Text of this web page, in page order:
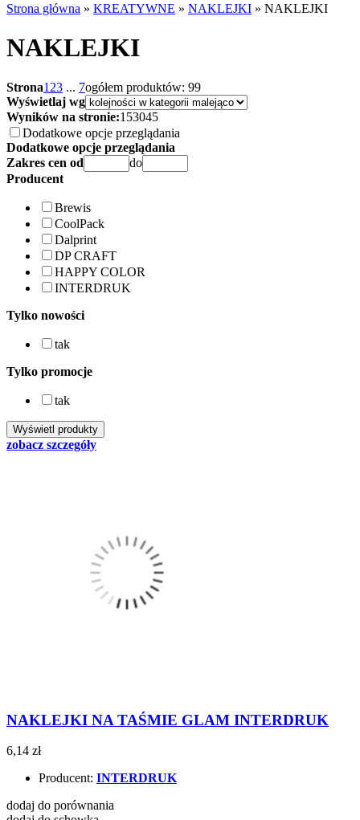
Strona główna » KREATYWNE » NAKLEJKI » NAKLEJKI
NAKLEJKI
Strona1 23 ... 7ogółem produktów: 99
Wyświetlaj wg
Wyników na stronie:153045
Dodatkowe opcje przeglądania
Dodatkowe opcje przeglądania
Zakres cen od
do
Producent
Brewis
CoolPack
Dalprint
DP CRAFT
HAPPY COLOR
INTERDRUK
Tylko nowości
tak
Tylko promocje
tak
zobacz szczegóły
NAKLEJKI NA TAŚMIE GLAM INTERDRUK
6,14 zł
Producent: INTERDRUK
dodaj do porównania